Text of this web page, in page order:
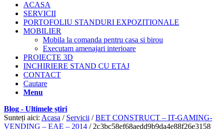
ACASA
SERVICII
PORTOFOLIU STANDURI EXPOZITIONALE
MOBILIER
Mobila la comanda pentru casa si birou
Executam amenajari interioare
PROIECTE 3D
INCHIRIERE STAND CU ETAJ
CONTACT
Cautare
Menu
Blog - Ultimele știri
Sunteți aici: Acasa / Servicii / BET CONSTRUCT – IT-GAMING-
VENDING – EAE – 2014 / 2c3bc58ef68aedd9b9da4e88f26e3158